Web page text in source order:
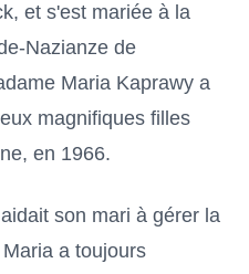
et s'est mariée à la
Nazianze de
Maria Kaprawy a
magnifiques filles
en 1966.
son mari à gérer la
a toujours